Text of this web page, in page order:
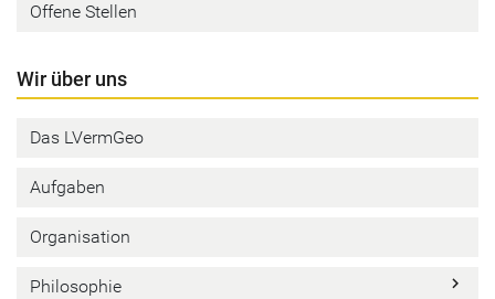
Offene Stellen
Wir über uns
Das LVermGeo
Aufgaben
Organisation
Philosophie keyboard_arrow_right